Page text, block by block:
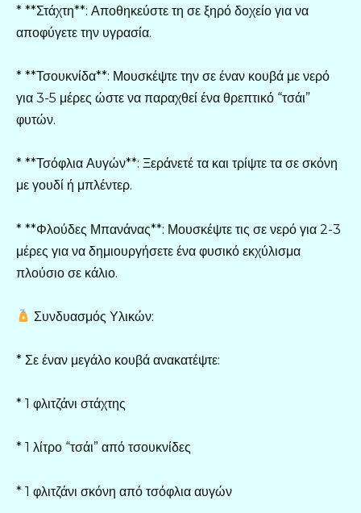
* **Στάχτη**: Αποθηκεύστε τη σε ξηρό δοχείο για να
αποφύγετε την υγρασία.
* **Τσουκνίδα**: Μουσκέψτε την σε έναν κουβά με νερό
για 3-5 μέρες ώστε να παραχθεί ένα θρεπτικό “τσάι”
φυτών.
* **Τσόφλια Αυγών**: Ξεράνετέ τα και τρίψτε τα σε σκόνη
με γουδί ή μπλέντερ.
* **Φλούδες Μπανάνας**: Μουσκέψτε τις σε νερό για 2-3
μέρες για να δημιουργήσετε ένα φυσικό εκχύλισμα
πλούσιο σε κάλιο.
Συνδυασμός Υλικών:
* Σε έναν μεγάλο κουβά ανακατέψτε:
* 1 φλιτζάνι στάχτης
* 1 λίτρο “τσάι” από τσουκνίδες
* 1 φλιτζάνι σκόνη από τσόφλια αυγών